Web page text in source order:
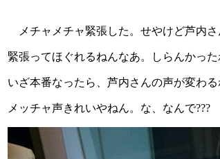
メチャメチャ緊張した。せやけど芦内
緊張ってほぐれるねんなあ。しらんかっ
いざ本番なったら、芦内さんの声が変わ
メッチャ声きれいやねん。な、なんで???